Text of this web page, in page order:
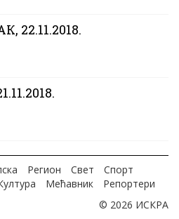
22.11.2018.
Регион Свет
Спорт
Мећавник
Репортери
© 2026 ИСКРА